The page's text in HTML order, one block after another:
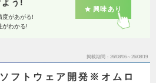
よう!
度があがる!
がわかる!
興味あり
掲載期間 26/08/06～26/08/19
フトウェア開発※オムロ